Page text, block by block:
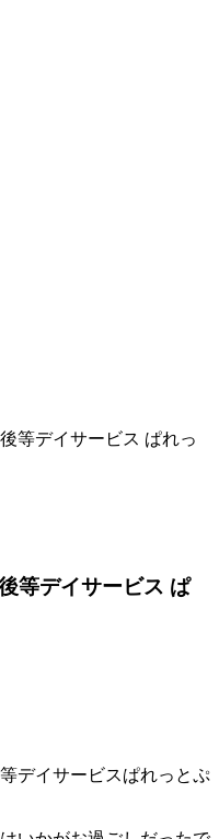
等デイサービス ぱれっ
等デイサービス ぱ
デイサービスぱれっとぷ